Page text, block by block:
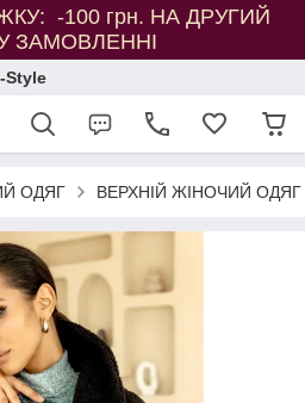
-100 грн. НА ДРУГИЙ
ЗАМОВЛЕННІ
Style
ОДЯГ ВЕРХНІЙ ЖІНОЧИЙ ОДЯГ